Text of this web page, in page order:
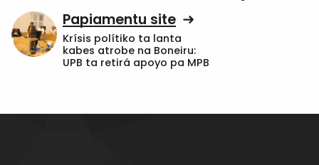
Papiamentu site
Krísis polítiko ta lanta
kabes atrobe na Boneiru:
UPB ta retirá apoyo pa MPB